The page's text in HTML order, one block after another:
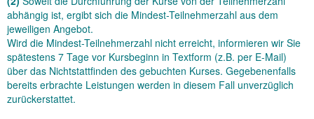
abhängig ist, ergibt sich die Mindest-Teilnehmerzahl aus dem
jeweiligen Angebot.
Wird die Mindest-Teilnehmerzahl nicht erreicht, informieren wir Sie
spätestens 7 Tage vor Kursbeginn in Textform (z.B. per E-Mail)
über das Nichtstattfinden des gebuchten Kurses. Gegebenenfalls
bereits erbrachte Leistungen werden in diesem Fall unverzüglich
zurückerstattet.